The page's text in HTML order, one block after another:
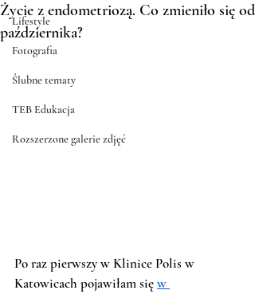
Lifestyle
Fotografia
Ślubne tematy
TEB Edukacja
Rozszerzone galerie zdjęć
Życie z endometriozą. Co zmieniło się od
października?
Po raz pierwszy w Klinice Polis w
Katowicach pojawiłam się w